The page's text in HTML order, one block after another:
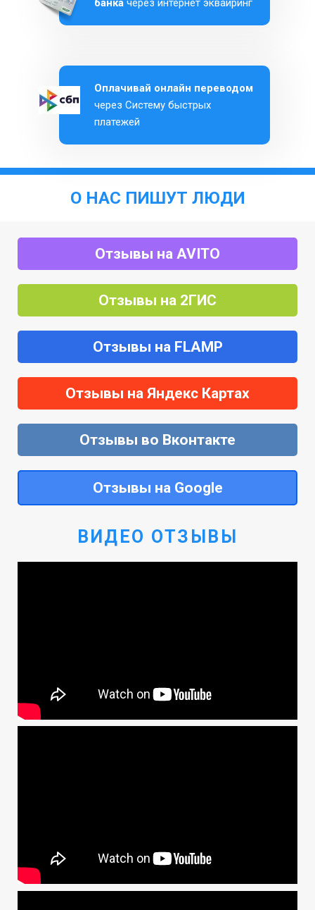
Оплачивай онлайн переводом
через Систему быстрых
платежей
О НАС ПИШУТ ЛЮДИ
Отзывы на AVITO
Отзывы на 2ГИС
Отзывы на FLAMP
Отзывы на Яндекс Картах
Отзывы во Вконтакте
Отзывы на Google
ВИДЕО ОТЗЫВЫ